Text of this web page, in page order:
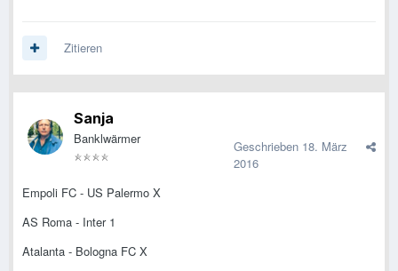
Zitieren
Sanja
Banklwärmer Geschrieben 18. März
2016
Empoli FC - US Palermo X
AS Roma - Inter 1
Atalanta - Bologna FC X